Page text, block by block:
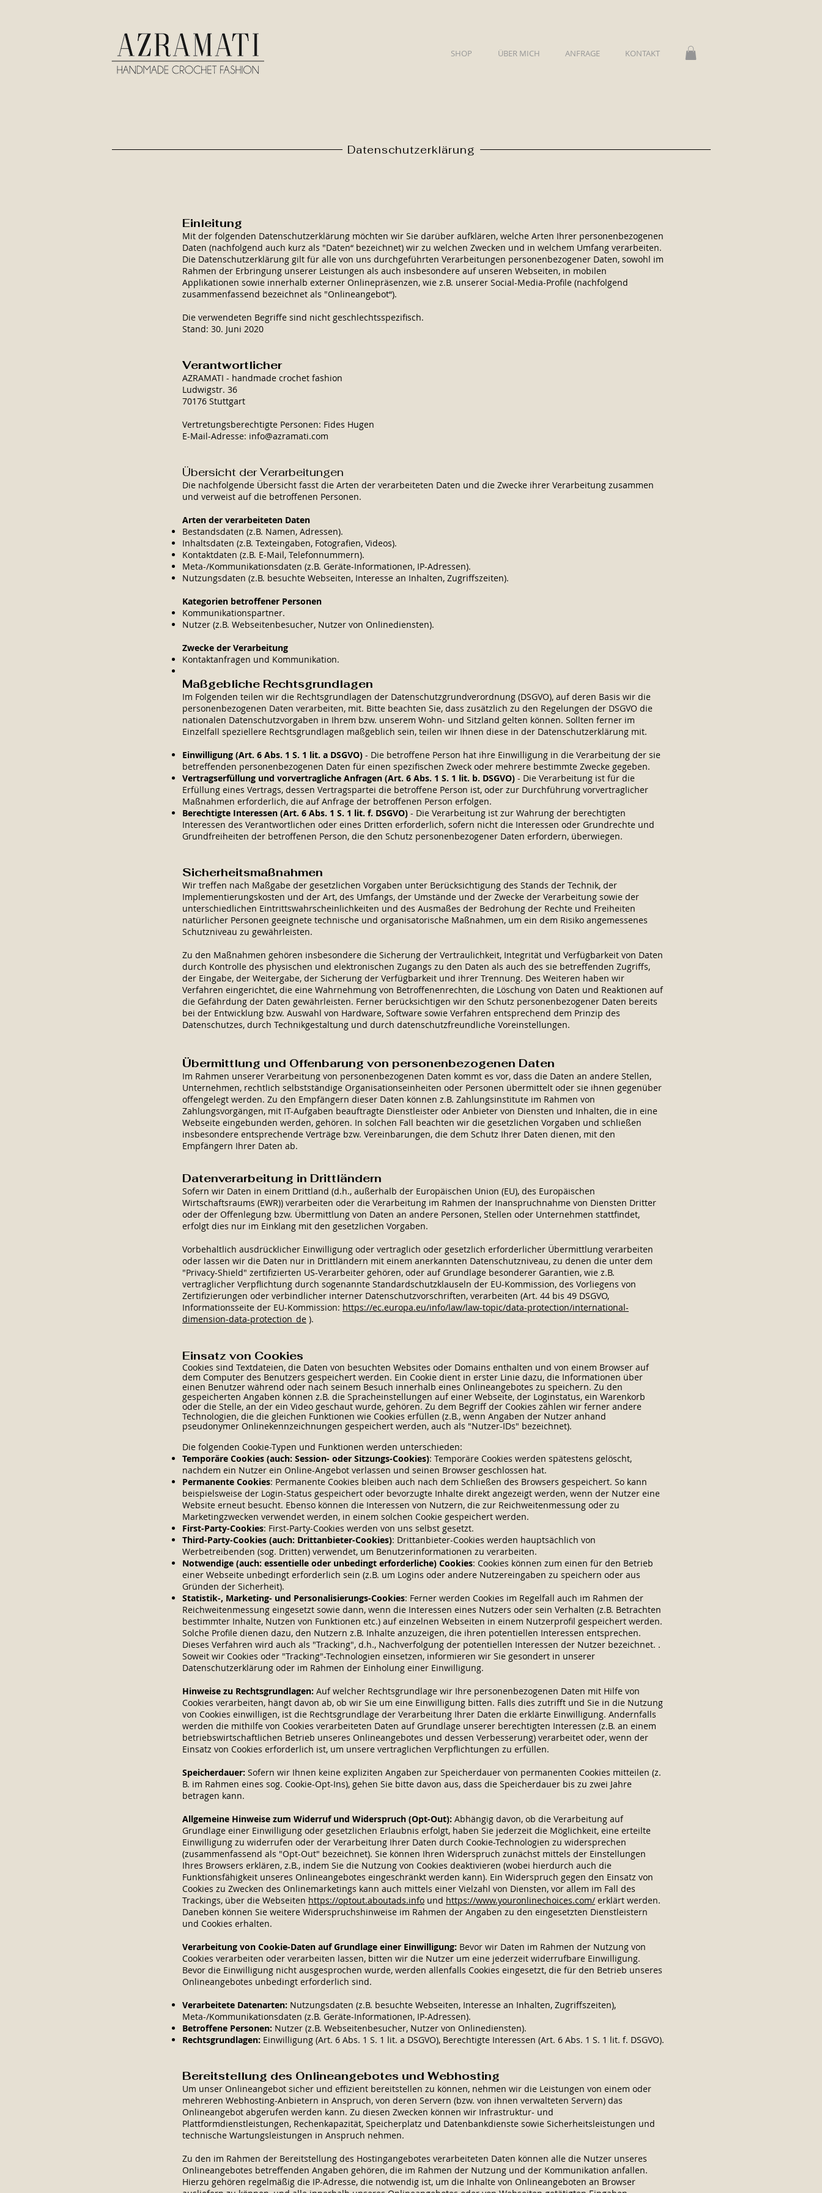
SHOP ÜBER MICH ANFRAGE KONTAKT
Datenschutzerklärung
Einleitung
Mit der folgenden Datenschutzerklärung möchten wir Sie darüber aufklären, welche Arten Ihrer personenbezogenen
Daten (nachfolgend auch kurz als "Daten“ bezeichnet) wir zu welchen Zwecken und in welchem Umfang verarbeiten.
Die Datenschutzerklärung gilt für alle von uns durchgeführten Verarbeitungen personenbezogener Daten, sowohl im
Rahmen der Erbringung unserer Leistungen als auch insbesondere auf unseren Webseiten, in mobilen
Applikationen sowie innerhalb externer Onlinepräsenzen, wie z.B. unserer Social-Media-Profile (nachfolgend
zusammenfassend bezeichnet als "Onlineangebot“).
Die verwendeten Begriffe sind nicht geschlechtsspezifisch.
Stand: 30. Juni 2020
Verantwortlicher
AZRAMATI - handmade crochet fashion
Ludwigstr. 36
70176 Stuttgart
Vertretungsberechtigte Personen: Fides Hugen
E-Mail-Adresse: info@azramati.com
Übersicht der Verarbeitungen
Die nachfolgende Übersicht fasst die Arten der verarbeiteten Daten und die Zwecke ihrer Verarbeitung zusammen
und verweist auf die betroffenen Personen.
Arten der verarbeiteten Daten
Bestandsdaten (z.B. Namen, Adressen).
Inhaltsdaten (z.B. Texteingaben, Fotografien, Videos).
Kontaktdaten (z.B. E-Mail, Telefonnummern).
Meta-/Kommunikationsdaten (z.B. Geräte-Informationen, IP-Adressen).
Nutzungsdaten (z.B. besuchte Webseiten, Interesse an Inhalten, Zugriffszeiten).
Kategorien betroffener Personen
Kommunikationspartner.
Nutzer (z.B. Webseitenbesucher, Nutzer von Onlinediensten).
Zwecke der Verarbeitung
Kontaktanfragen und Kommunikation.
Maßgebliche Rechtsgrundlagen
Im Folgenden teilen wir die Rechtsgrundlagen der Datenschutzgrundverordnung (DSGVO), auf deren Basis wir die
personenbezogenen Daten verarbeiten, mit. Bitte beachten Sie, dass zusätzlich zu den Regelungen der DSGVO die
nationalen Datenschutzvorgaben in Ihrem bzw. unserem Wohn- und Sitzland gelten können. Sollten ferner im
Einzelfall speziellere Rechtsgrundlagen maßgeblich sein, teilen wir Ihnen diese in der Datenschutzerklärung mit.
Einwilligung (Art. 6 Abs. 1 S. 1 lit. a DSGVO) - Die betroffene Person hat ihre Einwilligung in die Verarbeitung der sie
betreffenden personenbezogenen Daten für einen spezifischen Zweck oder mehrere bestimmte Zwecke gegeben.
Vertragserfüllung und vorvertragliche Anfragen (Art. 6 Abs. 1 S. 1 lit. b. DSGVO) - Die Verarbeitung ist für die
Erfüllung eines Vertrags, dessen Vertragspartei die betroffene Person ist, oder zur Durchführung vorvertraglicher
Maßnahmen erforderlich, die auf Anfrage der betroffenen Person erfolgen.
Berechtigte Interessen (Art. 6 Abs. 1 S. 1 lit. f. DSGVO) - Die Verarbeitung ist zur Wahrung der berechtigten
Interessen des Verantwortlichen oder eines Dritten erforderlich, sofern nicht die Interessen oder Grundrechte und
Grundfreiheiten der betroffenen Person, die den Schutz personenbezogener Daten erfordern, überwiegen.
Sicherheitsmaßnahmen
Wir treffen nach Maßgabe der gesetzlichen Vorgaben unter Berücksichtigung des Stands der Technik, der
Implementierungskosten und der Art, des Umfangs, der Umstände und der Zwecke der Verarbeitung sowie der
unterschiedlichen Eintrittswahrscheinlichkeiten und des Ausmaßes der Bedrohung der Rechte und Freiheiten
natürlicher Personen geeignete technische und organisatorische Maßnahmen, um ein dem Risiko angemessenes
Schutzniveau zu gewährleisten.
Zu den Maßnahmen gehören insbesondere die Sicherung der Vertraulichkeit, Integrität und Verfügbarkeit von Daten
durch Kontrolle des physischen und elektronischen Zugangs zu den Daten als auch des sie betreffenden Zugriffs,
der Eingabe, der Weitergabe, der Sicherung der Verfügbarkeit und ihrer Trennung. Des Weiteren haben wir
Verfahren eingerichtet, die eine Wahrnehmung von Betroffenenrechten, die Löschung von Daten und Reaktionen auf
die Gefährdung der Daten gewährleisten. Ferner berücksichtigen wir den Schutz personenbezogener Daten bereits
bei der Entwicklung bzw. Auswahl von Hardware, Software sowie Verfahren entsprechend dem Prinzip des
Datenschutzes, durch Technikgestaltung und durch datenschutzfreundliche Voreinstellungen.
Übermittlung und Offenbarung von personenbezogenen Daten
Im Rahmen unserer Verarbeitung von personenbezogenen Daten kommt es vor, dass die Daten an andere Stellen,
Unternehmen, rechtlich selbstständige Organisationseinheiten oder Personen übermittelt oder sie ihnen gegenüber
offengelegt werden. Zu den Empfängern dieser Daten können z.B. Zahlungsinstitute im Rahmen von
Zahlungsvorgängen, mit IT-Aufgaben beauftragte Dienstleister oder Anbieter von Diensten und Inhalten, die in eine
Webseite eingebunden werden, gehören. In solchen Fall beachten wir die gesetzlichen Vorgaben und schließen
insbesondere entsprechende Verträge bzw. Vereinbarungen, die dem Schutz Ihrer Daten dienen, mit den
Empfängern Ihrer Daten ab.
Datenverarbeitung in Drittländern
Sofern wir Daten in einem Drittland (d.h., außerhalb der Europäischen Union (EU), des Europäischen
Wirtschaftsraums (EWR)) verarbeiten oder die Verarbeitung im Rahmen der Inanspruchnahme von Diensten Dritter
oder der Offenlegung bzw. Übermittlung von Daten an andere Personen, Stellen oder Unternehmen stattfindet,
erfolgt dies nur im Einklang mit den gesetzlichen Vorgaben.
Vorbehaltlich ausdrücklicher Einwilligung oder vertraglich oder gesetzlich erforderlicher Übermittlung verarbeiten
oder lassen wir die Daten nur in Drittländern mit einem anerkannten Datenschutzniveau, zu denen die unter dem
"Privacy-Shield" zertifizierten US-Verarbeiter gehören, oder auf Grundlage besonderer Garantien, wie z.B.
vertraglicher Verpflichtung durch sogenannte Standardschutzklauseln der EU-Kommission, des Vorliegens von
Zertifizierungen oder verbindlicher interner Datenschutzvorschriften, verarbeiten (Art. 44 bis 49 DSGVO,
Informationsseite der EU-Kommission: https://ec.europa.eu/info/law/law-topic/data-protection/international-
dimension-data-protection_de ).
Einsatz von Cookies
Cookies sind Textdateien, die Daten von besuchten Websites oder Domains enthalten und von einem Browser auf
dem Computer des Benutzers gespeichert werden. Ein Cookie dient in erster Linie dazu, die Informationen über
einen Benutzer während oder nach seinem Besuch innerhalb eines Onlineangebotes zu speichern. Zu den
gespeicherten Angaben können z.B. die Spracheinstellungen auf einer Webseite, der Loginstatus, ein Warenkorb
oder die Stelle, an der ein Video geschaut wurde, gehören. Zu dem Begriff der Cookies zählen wir ferner andere
Technologien, die die gleichen Funktionen wie Cookies erfüllen (z.B., wenn Angaben der Nutzer anhand
pseudonymer Onlinekennzeichnungen gespeichert werden, auch als "Nutzer-IDs" bezeichnet).
Die folgenden Cookie-Typen und Funktionen werden unterschieden:
Temporäre Cookies (auch: Session- oder Sitzungs-Cookies): Temporäre Cookies werden spätestens gelöscht,
nachdem ein Nutzer ein Online-Angebot verlassen und seinen Browser geschlossen hat.
Permanente Cookies: Permanente Cookies bleiben auch nach dem Schließen des Browsers gespeichert. So kann
beispielsweise der Login-Status gespeichert oder bevorzugte Inhalte direkt angezeigt werden, wenn der Nutzer eine
Website erneut besucht. Ebenso können die Interessen von Nutzern, die zur Reichweitenmessung oder zu
Marketingzwecken verwendet werden, in einem solchen Cookie gespeichert werden.
First-Party-Cookies: First-Party-Cookies werden von uns selbst gesetzt.
Third-Party-Cookies (auch: Drittanbieter-Cookies): Drittanbieter-Cookies werden hauptsächlich von
Werbetreibenden (sog. Dritten) verwendet, um Benutzerinformationen zu verarbeiten.
Notwendige (auch: essentielle oder unbedingt erforderliche) Cookies: Cookies können zum einen für den Betrieb
einer Webseite unbedingt erforderlich sein (z.B. um Logins oder andere Nutzereingaben zu speichern oder aus
Gründen der Sicherheit).
Statistik-, Marketing- und Personalisierungs-Cookies: Ferner werden Cookies im Regelfall auch im Rahmen der
Reichweitenmessung eingesetzt sowie dann, wenn die Interessen eines Nutzers oder sein Verhalten (z.B. Betrachten
bestimmter Inhalte, Nutzen von Funktionen etc.) auf einzelnen Webseiten in einem Nutzerprofil gespeichert werden.
Solche Profile dienen dazu, den Nutzern z.B. Inhalte anzuzeigen, die ihren potentiellen Interessen entsprechen.
Dieses Verfahren wird auch als "Tracking", d.h., Nachverfolgung der potentiellen Interessen der Nutzer bezeichnet. .
Soweit wir Cookies oder "Tracking"-Technologien einsetzen, informieren wir Sie gesondert in unserer
Datenschutzerklärung oder im Rahmen der Einholung einer Einwilligung.
Hinweise zu Rechtsgrundlagen: Auf welcher Rechtsgrundlage wir Ihre personenbezogenen Daten mit Hilfe von
Cookies verarbeiten, hängt davon ab, ob wir Sie um eine Einwilligung bitten. Falls dies zutrifft und Sie in die Nutzung
von Cookies einwilligen, ist die Rechtsgrundlage der Verarbeitung Ihrer Daten die erklärte Einwilligung. Andernfalls
werden die mithilfe von Cookies verarbeiteten Daten auf Grundlage unserer berechtigten Interessen (z.B. an einem
betriebswirtschaftlichen Betrieb unseres Onlineangebotes und dessen Verbesserung) verarbeitet oder, wenn der
Einsatz von Cookies erforderlich ist, um unsere vertraglichen Verpflichtungen zu erfüllen.
Speicherdauer: Sofern wir Ihnen keine expliziten Angaben zur Speicherdauer von permanenten Cookies mitteilen (z.
B. im Rahmen eines sog. Cookie-Opt-Ins), gehen Sie bitte davon aus, dass die Speicherdauer bis zu zwei Jahre
betragen kann.
Allgemeine Hinweise zum Widerruf und Widerspruch (Opt-Out): Abhängig davon, ob die Verarbeitung auf
Grundlage einer Einwilligung oder gesetzlichen Erlaubnis erfolgt, haben Sie jederzeit die Möglichkeit, eine erteilte
Einwilligung zu widerrufen oder der Verarbeitung Ihrer Daten durch Cookie-Technologien zu widersprechen
(zusammenfassend als "Opt-Out" bezeichnet). Sie können Ihren Widerspruch zunächst mittels der Einstellungen
Ihres Browsers erklären, z.B., indem Sie die Nutzung von Cookies deaktivieren (wobei hierdurch auch die
Funktionsfähigkeit unseres Onlineangebotes eingeschränkt werden kann). Ein Widerspruch gegen den Einsatz von
Cookies zu Zwecken des Onlinemarketings kann auch mittels einer Vielzahl von Diensten, vor allem im Fall des
Trackings, über die Webseiten https://optout.aboutads.info und https://www.youronlinechoices.com/ erklärt werden.
Daneben können Sie weitere Widerspruchshinweise im Rahmen der Angaben zu den eingesetzten Dienstleistern
und Cookies erhalten.
Verarbeitung von Cookie-Daten auf Grundlage einer Einwilligung: Bevor wir Daten im Rahmen der Nutzung von
Cookies verarbeiten oder verarbeiten lassen, bitten wir die Nutzer um eine jederzeit widerrufbare Einwilligung.
Bevor die Einwilligung nicht ausgesprochen wurde, werden allenfalls Cookies eingesetzt, die für den Betrieb unseres
Onlineangebotes unbedingt erforderlich sind.
Verarbeitete Datenarten: Nutzungsdaten (z.B. besuchte Webseiten, Interesse an Inhalten, Zugriffszeiten),
Meta-/Kommunikationsdaten (z.B. Geräte-Informationen, IP-Adressen).
Betroffene Personen: Nutzer (z.B. Webseitenbesucher, Nutzer von Onlinediensten).
Rechtsgrundlagen: Einwilligung (Art. 6 Abs. 1 S. 1 lit. a DSGVO), Berechtigte Interessen (Art. 6 Abs. 1 S. 1 lit. f. DSGVO).
Bereitstellung des Onlineangebotes und Webhosting
Um unser Onlineangebot sicher und effizient bereitstellen zu können, nehmen wir die Leistungen von einem oder
mehreren Webhosting-Anbietern in Anspruch, von deren Servern (bzw. von ihnen verwalteten Servern) das
Onlineangebot abgerufen werden kann. Zu diesen Zwecken können wir Infrastruktur- und
Plattformdienstleistungen, Rechenkapazität, Speicherplatz und Datenbankdienste sowie Sicherheitsleistungen und
technische Wartungsleistungen in Anspruch nehmen.
Zu den im Rahmen der Bereitstellung des Hostingangebotes verarbeiteten Daten können alle die Nutzer unseres
Onlineangebotes betreffenden Angaben gehören, die im Rahmen der Nutzung und der Kommunikation anfallen.
Hierzu gehören regelmäßig die IP-Adresse, die notwendig ist, um die Inhalte von Onlineangeboten an Browser